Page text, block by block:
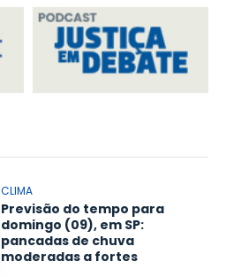
CLIMA
Previsão do tempo para
domingo (09), em SP:
pancadas de chuva
moderadas a fortes